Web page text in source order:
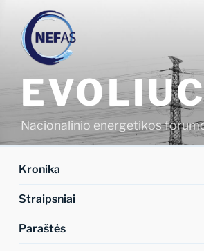
turinio
Nacionalinio energetikos
Kronika
Straipsniai
Paraštės